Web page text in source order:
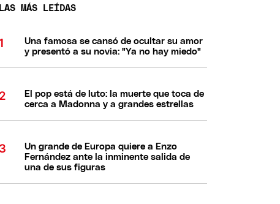
LAS MÁS LEÍDAS
Una famosa se cansó de ocultar su amor
y presentó a su novia: "Ya no hay miedo"
El pop está de luto: la muerte que toca de
cerca a Madonna y a grandes estrellas
Un grande de Europa quiere a Enzo
Fernández ante la inminente salida de
una de sus figuras